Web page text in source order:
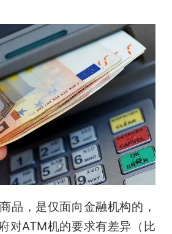
品，是仅面向金融机构的，
对ATM机的要求有差异（比